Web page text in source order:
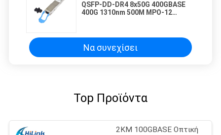
QSFP-DD-DR4 8x50G 400GBASE
400G 1310nm 500M MPO-12
Να συνεχίσει
Top Προϊόντα
2KM 100GBASE Οπτική